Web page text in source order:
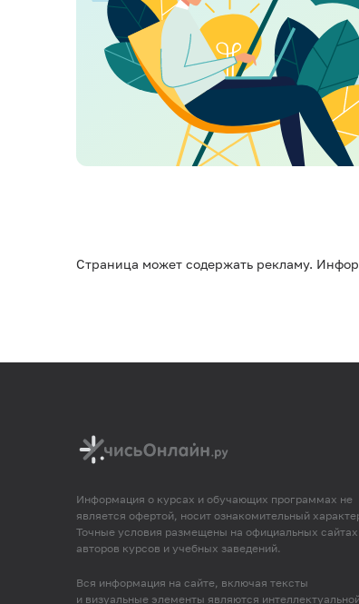
Страница может содержать рекламу.
Информация о курсах и обучающих программах не
является офертой, носит ознакомительный
Точные условия размещены на официальных
авторов курсов и учебных заведений.
Вся информация на сайте, включая тексты
и визуальные элементы являются